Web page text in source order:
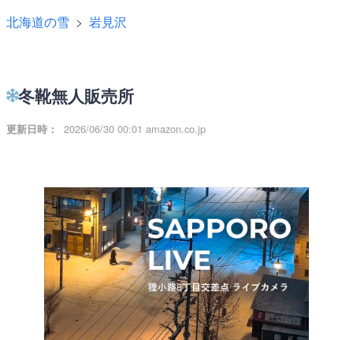
北海道の雪 岩見沢
冬靴無人販売所
2026/06/30 00:01 amazon.co.jp